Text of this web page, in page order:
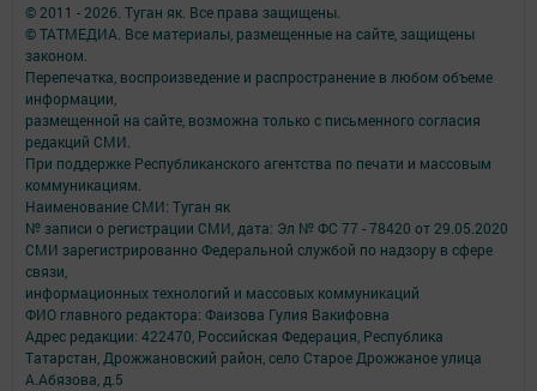
© 2011 - 2026. Туган як. Все права защищены.
© ТАТМЕДИА. Все материалы, размещенные на сайте, защищены
законом.
Перепечатка, воспроизведение и распространение в любом объеме
информации,
размещенной на сайте, возможна только с письменного согласия
редакций СМИ.
При поддержке Республиканского агентства по печати и массовым
коммуникациям.
Наименование СМИ: Туган як
№ записи о регистрации СМИ, дата: Эл № ФС 77 - 78420 от 29.05.2020
СМИ зарегистрированно Федеральной службой по надзору в сфере
связи,
информационных технологий и массовых коммуникаций
ФИО главного редактора: Фаизова Гулия Вакифовна
Адрес редакции: 422470, Российская Федерация, Республика
Татарстан, Дрожжановский район, село Старое Дрожжаное улица
А.Абязова, д.5